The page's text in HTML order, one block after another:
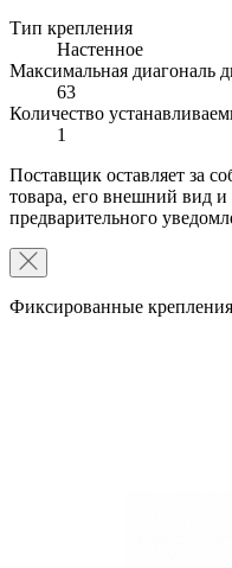
Тип крепления
Настенное
Максимальная диагональ
63
Количество
1
Поставщик оставляет за
товара, его внешний вид и
предварительного
Фиксированные